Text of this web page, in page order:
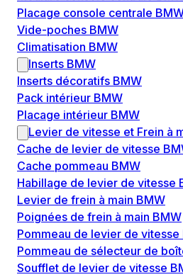
Placage console centrale
Vide-poches BMW
Climatisation BMW
Inserts BMW
Inserts décoratifs BMW
Pack intérieur BMW
Placage intérieur BMW
Levier de vitesse et Frein à
Cache de levier de vitesse
Cache pommeau BMW
Habillage de levier de vitesse
Levier de frein à main BMW
Poignées de frein à main BMW
Pommeau de levier de vitesse
Pommeau de sélecteur de
Soufflet de levier de vitesse